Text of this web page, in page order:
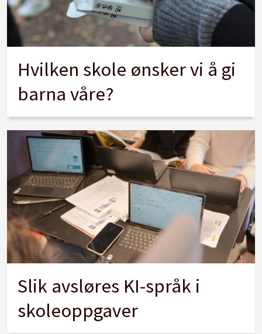
Hvilken skole ønsker vi å gi
barna våre?
Slik avsløres KI-språk i
skoleoppgaver